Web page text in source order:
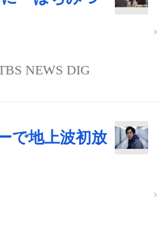
NEWS DIG
で地上波初放